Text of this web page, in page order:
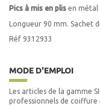
Pics à mis en plis en métal
Longueur 90 mm. Sachet
Réf 9312933
MODE D'EMPLOI
Les articles de la gamme
professionnels de coiffure